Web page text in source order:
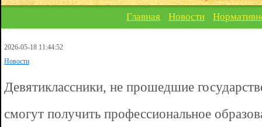
Главная Новости
2026-05-18 11:44:52
Новости
Девятиклассники, не прошедшие
смогут получить профессиональное